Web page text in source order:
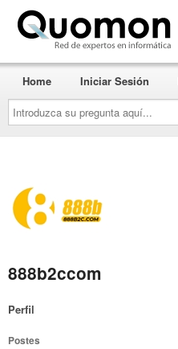
Introduzca
su
pregunta
aquí...
Home Iniciar Sesión
888b2ccom
Perfil
Postes